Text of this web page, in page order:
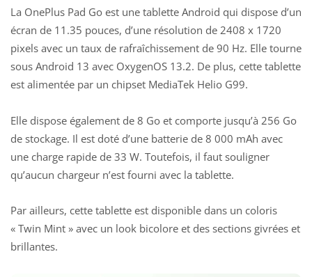
La OnePlus Pad Go est une tablette Android qui dispose d’un
écran de 11.35 pouces, d’une résolution de 2408 x 1720
pixels avec un taux de rafraîchissement de 90 Hz. Elle tourne
sous Android 13 avec OxygenOS 13.2. De plus, cette tablette
est alimentée par un chipset MediaTek Helio G99.
Elle dispose également de 8 Go et comporte jusqu’à 256 Go
de stockage. Il est doté d’une batterie de 8 000 mAh avec
une charge rapide de 33 W. Toutefois, il faut souligner
qu’aucun chargeur n’est fourni avec la tablette.
Par ailleurs, cette tablette est disponible dans un coloris
« Twin Mint » avec un look bicolore et des sections givrées et
brillantes.